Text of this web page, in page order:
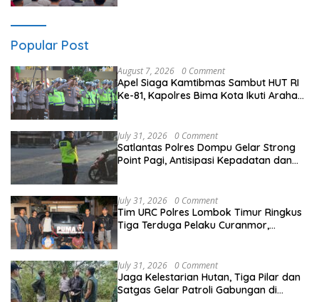
Popular Post
August 7, 2026 0 Comment
Apel Siaga Kamtibmas Sambut HUT RI
Ke-81, Kapolres Bima Kota Ikuti Arahan
July 31, 2026 0 Comment
Satlantas Polres Dompu Gelar Strong
Point Pagi, Antisipasi Kepadatan dan
July 31, 2026 0 Comment
Tim URC Polres Lombok Timur Ringkus
Tiga Terduga Pelaku Curanmor,
July 31, 2026 0 Comment
Jaga Kelestarian Hutan, Tiga Pilar dan
Satgas Gelar Patroli Gabungan di